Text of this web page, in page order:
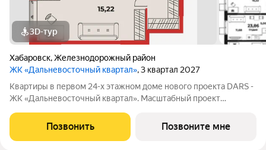
3D-тур
Хабаровск,Железнодорожный район
ЖК «Дальневосточный квартал», 3 квартал 2027
Квартиры в первом 24-х этажном доме нового проекта DARS -
ЖК «Дальневосточный квартал». Масштабный проект
представление о доступном и комфортном жилье в
Хабаровске. Это не просто точечная застройка, а
Позвонить Позвоните мне